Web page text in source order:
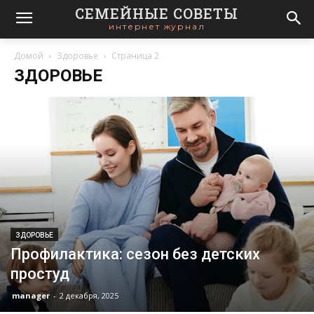
СЕМЕЙНЫЕ СОВЕТЫ
интернет журнал
Домой Здоровье Страница 2
ЗДОРОВЬЕ
ЗДОРОВЬЕ
Профилактика: сезон без детских
простуд
manager - 2 декабря, 2025